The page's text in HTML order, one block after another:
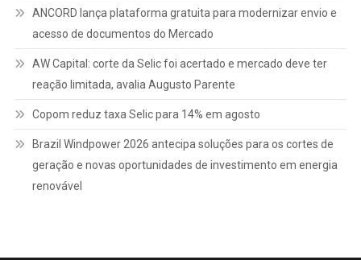
ANCORD lança plataforma gratuita para modernizar envio e
acesso de documentos do Mercado
AW Capital: corte da Selic foi acertado e mercado deve ter
reação limitada, avalia Augusto Parente
Copom reduz taxa Selic para 14% em agosto
Brazil Windpower 2026 antecipa soluções para os cortes de
geração e novas oportunidades de investimento em energia
renovável